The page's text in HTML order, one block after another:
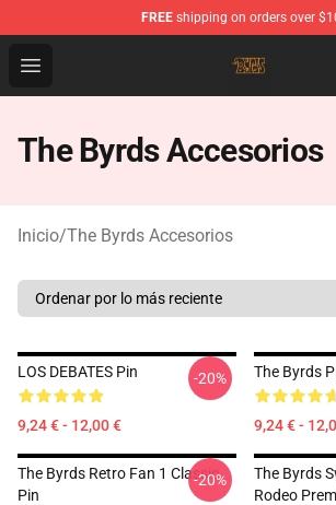
FREE shipping on orders over
Open menu
The Byrds Store - Official The Byrds
The Byrds Accesorios
Inicio/The Byrds Accesorios
LOS DEBATES Pin
9,24 € - 12,00 €
-20% The Byrds
9,24 € -
The Byrds Retro Fan 1 Classic
Pin
-20%
The Byrds
Rodeo